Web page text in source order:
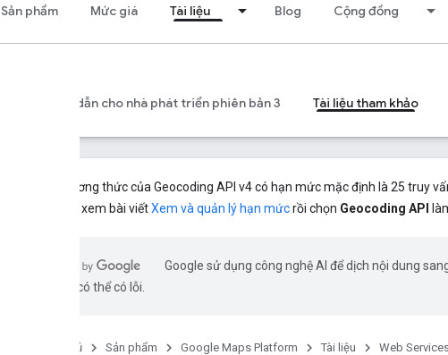
Sản phẩm Mức giá Tài liệu Blog Cộng đồng
Hướng dẫn cho nhà phát triển phiên bản 3 Tài liệu tham khảo
Các phương thức của Geocoding API v4 có hạn mức mặc định là 25 truy
hơn, hãy xem bài viếtXem và quản lý hạn mứcrồi chọn Geocoding API
Google sử dụng công nghệ AI để dịch nội dung
bằng AI có thể có lỗi.
Trang chủ Sản phẩm Google Maps Platform Tài liệu
Web